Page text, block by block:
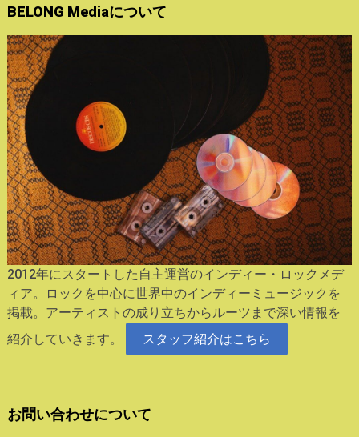
BELONG Mediaについて
2012年にスタートした自主運営のインディー・ロックメデ
ィア。ロックを中心に世界中のインディーミュージックを
掲載。アーティストの成り立ちからルーツまで深い情報を
紹介していきます。
スタッフ紹介はこちら
お問い合わせについて